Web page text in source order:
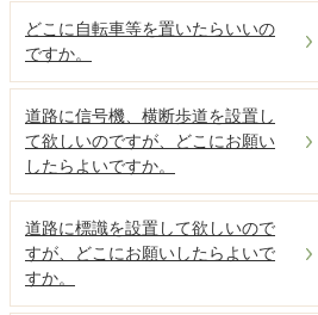
どこに自転車等を置いたらいいの
ですか。
道路に信号機、横断歩道を設置し
て欲しいのですが、どこにお願い
したらよいですか。
道路に標識を設置して欲しいので
すが、どこにお願いしたらよいで
すか。